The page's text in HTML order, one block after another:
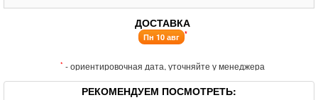
ДОСТАВКА
Пн 10 авг *
* - ориентировочная дата, уточняйте у менеджера
РЕКОМЕНДУЕМ ПОСМОТРЕТЬ